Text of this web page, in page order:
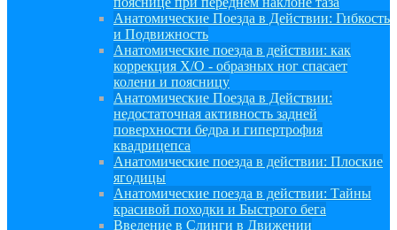
Анатомические Поезда в Действии: Гибкость
и Подвижность
Анатомические поезда в действии: как
коррекция Х/О - образных ног спасает
колени и поясницу
Анатомические Поезда в Действии:
недостаточная активность задней
поверхности бедра и гипертрофия
квадрицепса
Анатомические поезда в действии: Плоские
ягодицы
Анатомические поезда в действии: Тайны
красивой походки и Быстрого бега
Введение в Слинги в Движении